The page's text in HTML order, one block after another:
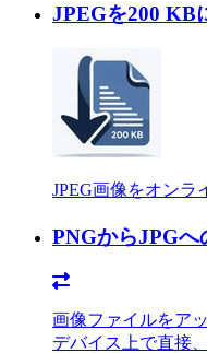
JPEGを200 KB
JPEG画像をオンラ
PNGからJPGへ
画像ファイルをア
デバイス上で直接